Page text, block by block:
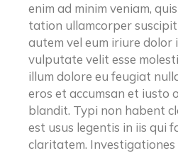
enim ad minim veniam,
tation ullamcorper
autem vel eum iriure dolor
vulputate velit esse
illum dolore eu feugiat
eros et accumsan et iusto
blandit. Typi non habent
est usus legentis in iis qui
claritatem.